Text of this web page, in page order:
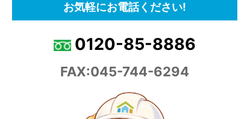
お気軽にお電話ください!
0120-85-8886
FAX:045-744-6294